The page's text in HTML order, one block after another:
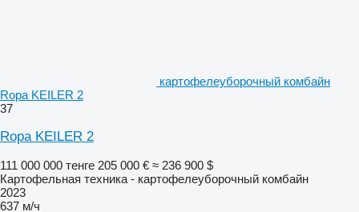
картофелеуборочный комбайн
Ropa KEILER 2
37
Ropa KEILER 2
111 000 000 тенге 205 000 € ≈ 236 900 $
Картофельная техника - картофелеуборочный комбайн
2023
637 м/ч